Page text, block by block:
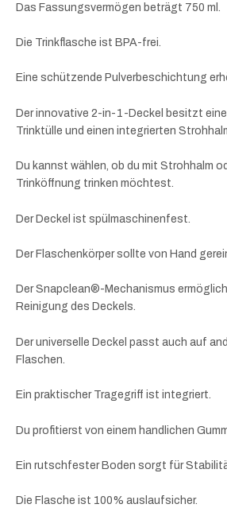
Das Fassungsvermögen beträgt 750 ml.
Die Trinkflasche ist BPA-frei.
Eine schützende Pulverbeschichtung
Der innovative 2-in-1-Deckel besitzt
Trinktülle und einen integrierten
Du kannst wählen, ob du mit Strohhalm
Trinköffnung trinken möchtest.
Der Deckel ist spülmaschinenfest.
Der Flaschenkörper sollte von Hand
Der Snapclean®-Mechanismus
Reinigung des Deckels.
Der universelle Deckel passt auch auf
Flaschen.
Ein praktischer Tragegriff ist integriert.
Du profitierst von einem handlichen
Ein rutschfester Boden sorgt für
Die Flasche ist 100% auslaufsicher.